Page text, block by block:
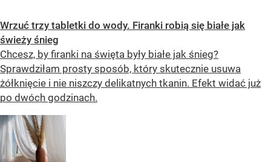
Wrzuć trzy tabletki do wody. Firanki robią się białe jak
świeży śnieg
Chcesz, by firanki na święta były białe jak śnieg?
Sprawdziłam prosty sposób, który skutecznie usuwa
żółknięcie i nie niszczy delikatnych tkanin. Efekt widać już
po dwóch godzinach.